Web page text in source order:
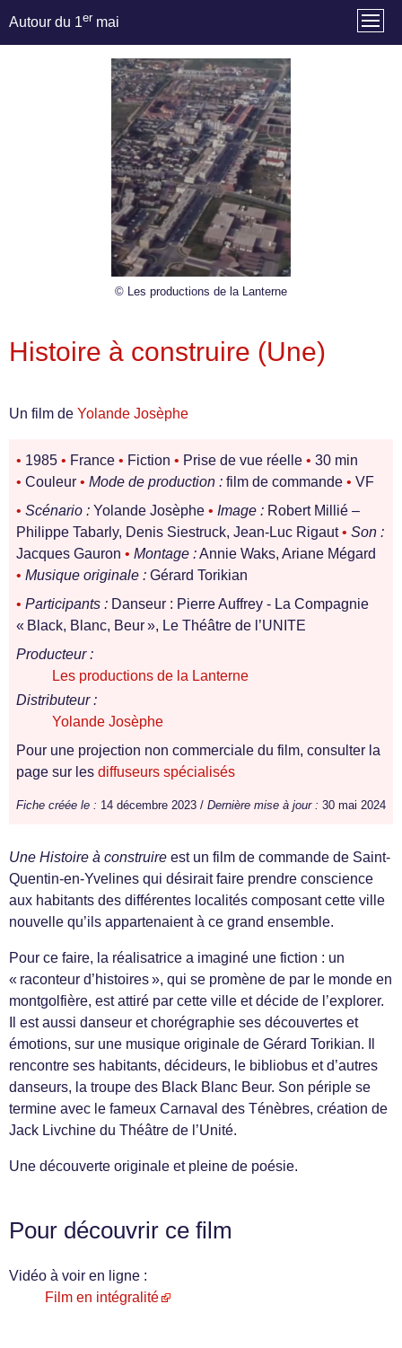
Autour du 1er mai
© Les productions de la Lanterne
Histoire à construire (Une)
Un film de Yolande Josèphe
• 1985 • France • Fiction • Prise de vue réelle • 30 min
• Couleur • Mode de production : film de commande • VF
• Scénario : Yolande Josèphe • Image : Robert Millié –
Philippe Tabarly, Denis Siestruck, Jean-Luc Rigaut• Son :
Jacques Gauron • Montage :Annie Waks, Ariane Mégard
• Musique originale : Gérard Torikian
• Participants : Danseur : Pierre Auffrey - La Compagnie
« Black, Blanc, Beur », Le Théâtre de l’UNITE
Producteur :
Les productions de la Lanterne
Distributeur :
Yolande Josèphe
Pour une projection non commerciale du film, consulter la
page sur les diffuseurs spécialisés
Fiche créée le : 14 décembre 2023 / Dernière mise à jour : 30 mai 2024
Une Histoire à construire est un film de commande de Saint-
Quentin-en-Yvelines qui désirait faire prendre conscience
aux habitants des différentes localités composant cette ville
nouvelle qu’ils appartenaient à ce grand ensemble.
Pour ce faire, la réalisatrice a imaginé une fiction : un
« raconteur d’histoires », qui se promène de par le monde en
montgolfière, est attiré par cette ville et décide de l’explorer.
Il est aussi danseur et chorégraphie ses découvertes et
émotions, sur une musique originale de Gérard Torikian. Il
rencontre ses habitants, décideurs, le bibliobus et d’autres
danseurs, la troupe des Black Blanc Beur. Son périple se
termine avec le fameux Carnaval des Ténèbres, création de
Jack Livchine du Théâtre de l’Unité.
Une découverte originale et pleine de poésie.
Pour découvrir ce film
Vidéo à voir en ligne :
Film en intégralité